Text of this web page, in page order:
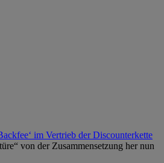
im Vertrieb der Discounterkette
von der Zusammensetzung her nun